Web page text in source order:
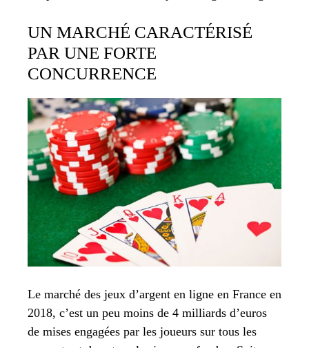
UN MARCHÉ CARACTÉRISÉ
PAR UNE FORTE
CONCURRENCE
Le marché des jeux d’argent en ligne en France en
2018, c’est un peu moins de 4 milliards d’euros
de mises engagées par les joueurs sur tous les